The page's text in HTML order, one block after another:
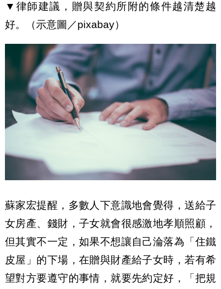
▼律師建議，贈與契約所附的條件越清楚越
好。（示意圖／pixabay）
蘇家宏提醒，多數人下意識地會覺得，送給子
女房產、錢財，子女就會很感激地孝順照顧，
但其實不一定，如果不想讓自己淪落為「住鐵
皮屋」的下場，在贈與財產給子女時，若有希
望對方要遵守的事情，就要先約定好，「把規